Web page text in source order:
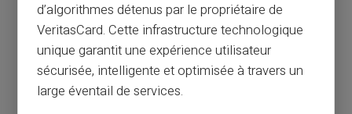
La carte prépayée pour sécuriser les
transactions : une solution innovante sans
compte bancaire
d’algorithmes détenus par le propriétaire de
VeritasCard. Cette infrastructure technologique
unique garantit une expérience utilisateur
sécurisée, intelligente et optimisée à travers un
large éventail de services.